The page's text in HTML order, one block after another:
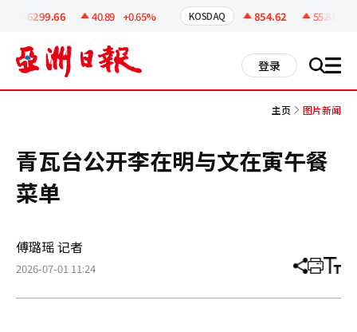
6299.66 40.89 +0.65% KOSDAQ 854.62 55.81
登录 搜 all
主页 图片新闻
青瓦台公开李在明与文在寅午餐
菜单
傅璐瑶 记者
2026-07-01 11:24 分
章
打 调
小